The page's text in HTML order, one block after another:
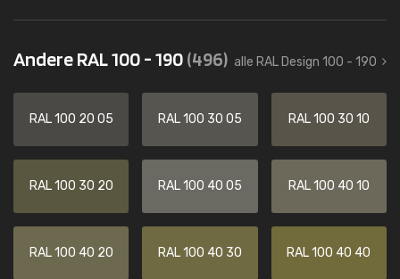
Andere RAL 100 - 190(496) alle RAL Design 100 - 190
RAL 100 20 05 RAL 100 30 05 RAL 100 30 10
RAL 100 30 20 RAL 100 40 05 RAL 100 40 10
RAL 100 40 20 RAL 100 40 30 RAL 100 40 40